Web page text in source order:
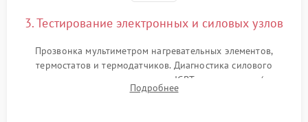
3. Тестирование электронных и силовых узлов
Прозвонка мультиметром нагревательных элементов,
термостатов и термодатчиков. Диагностика силового
модуля, реле, диодных мостов и IGBT-транзисторов (для
индукции). Проверка кранов и газ-контроля (для газовых
Подробнее